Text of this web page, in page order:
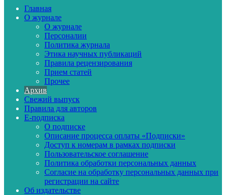
Главная
О журнале
О журнале
Персоналии
Политика журнала
Этика научных публикаций
Правила рецензирования
Прием статей
Прочее
Архив
Свежий выпуск
Правила для авторов
E-подписка
О подписке
Описание процесса оплаты «Подписки»
Доступ к номерам в рамках подписки
Пользовательское соглашение
Политика обработки персональных данных
Согласие на обработку персональных данных при
регистрации на сайте
Об издательстве